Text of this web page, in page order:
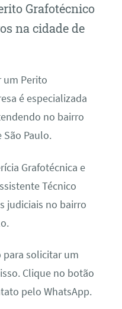
Grafotécnico
na cidade de
um Perito
é especializada
no bairro
São Paulo.
Grafotécnica e
Técnico
judiciais no bairro
para solicitar um
Clique no botão
pelo WhatsApp.